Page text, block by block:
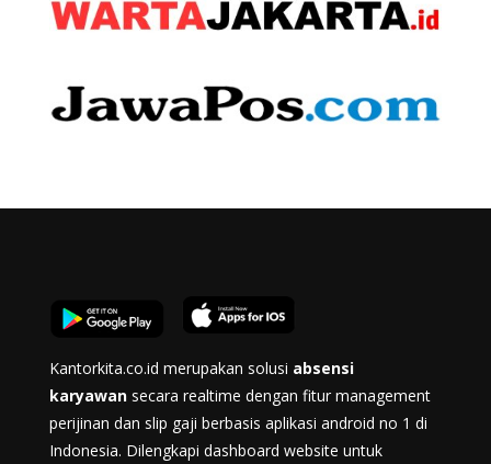
Kantorkita.co.id merupakan solusi absensi
karyawan secara realtime dengan fitur management
perijinan dan slip gaji berbasis aplikasi android no 1 di
Indonesia. Dilengkapi dashboard website untuk